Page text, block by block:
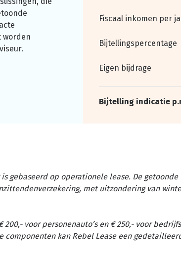
worden
Fiscaal inkomen per
Bijtellingspercentage
Eigen bijdrage
Bijtelling indicatie
gebaseerd op operationele lease. De
met uitzondering van
voor personenauto’s en € 250,- voor
componenten kan Rebel Lease een